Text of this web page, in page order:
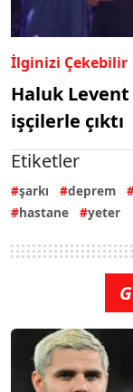
İlginizi Çekebilir
Haluk Levent
işçilerle çıktı
Etiketler
şarkı deprem
hastane
yeter